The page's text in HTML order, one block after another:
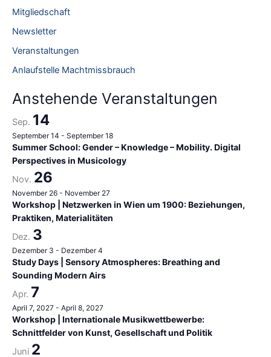
c
h
Mitgliedschaft
Newsletter
Veranstaltungen
Anlaufstelle Machtmissbrauch
Anstehende Veranstaltungen
Sep. 14
September 14 - September 18
Summer School: Gender – Knowledge – Mobility. Digital
Perspectives in Musicology
Nov. 26
November 26 - November 27
Workshop | Netzwerken in Wien um 1900: Beziehungen,
Praktiken, Materialitäten
Dez. 3
Dezember 3 - Dezember 4
Study Days | Sensory Atmospheres: Breathing and
Sounding Modern Airs
Apr. 7
April 7, 2027 - April 8, 2027
Workshop | Internationale Musikwettbewerbe:
Schnittfelder von Kunst, Gesellschaft und Politik
Juni 2